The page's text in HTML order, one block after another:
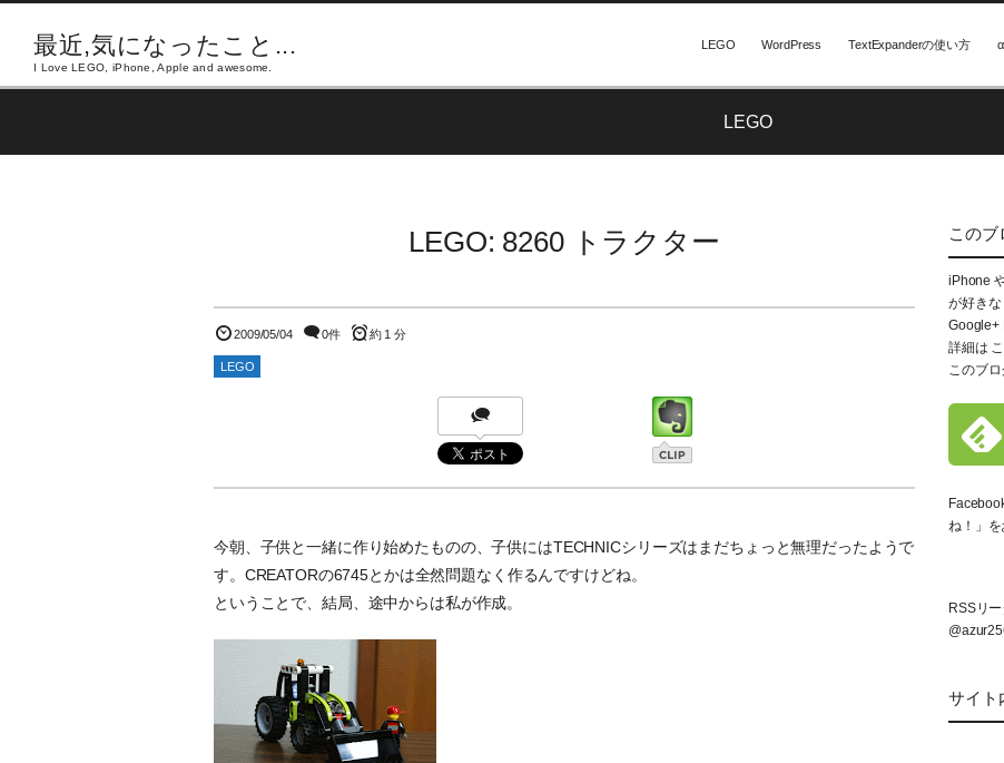
最近,気になったこと...
I Love LEGO, iPhone, Apple and awesome.
LEGO WordPress TextExpanderの使い方
LEGO
LEGO: 8260 トラクター
2009/05/04 0件 約 1 分
LEGO
今朝、子供と一緒に作り始めたものの、子供にはTECHNICシリーズはまだちょっと無理だったようで
す。CREATORの6745とかは全然問題なく作るんですけどね。
ということで、結局、途中からは私が作成。
このブ
iPhone
が好きな
Google+
詳細は
このブ
ね！」
RSSリ
サイト